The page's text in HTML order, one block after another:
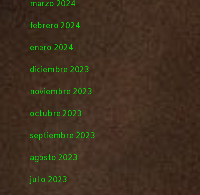
marzo 2024
febrero 2024
enero 2024
diciembre 2023
noviembre 2023
octubre 2023
septiembre 2023
agosto 2023
julio 2023